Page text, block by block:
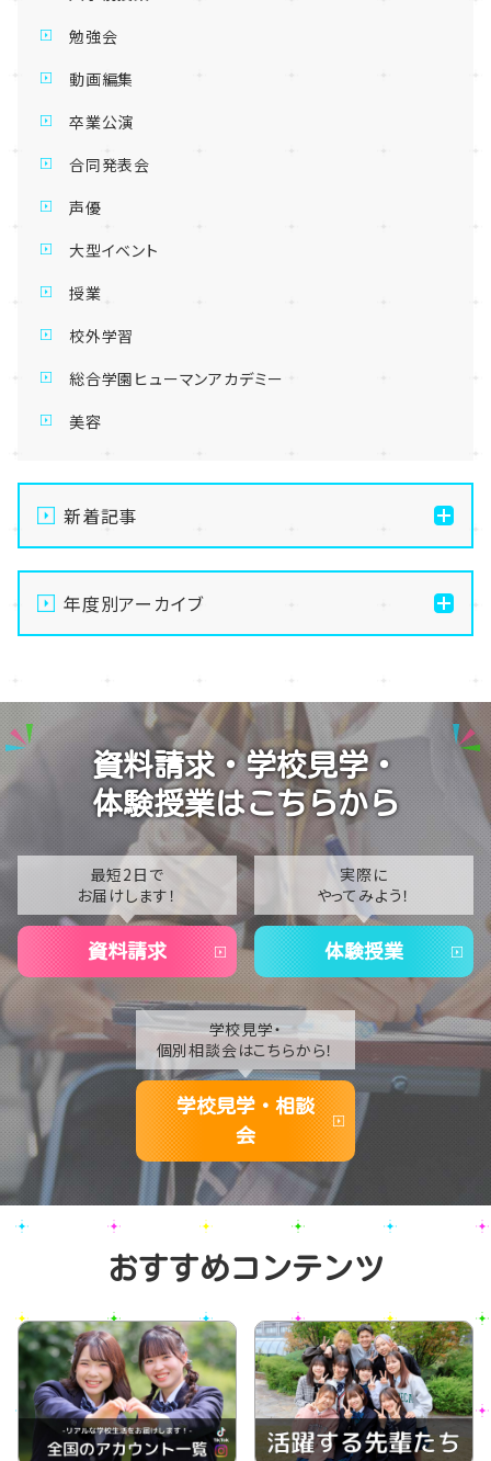
勉強会
動画編集
卒業公演
合同発表会
声優
大型イベント
授業
校外学習
総合学園ヒューマンアカデミー
美容
新着記事
【大宮第二】公式LINEから🔶かんたん＆便利🔶に学校
見学しちゃおう✨
【大宮第二】🔶ヘアスタイリスト🔶実技課題に挑戦～美
【大宮第二】2026年★新生SNS部★メンバー加入で始
動です(*^-^*)
【大宮第二】毎月大人気のヴォーカルレコーディング体
験(^^♪
【大宮第二】生徒の企画で『鉄道博物館』に行ってきまし
た⭐
年度別アーカイブ
2025
2024
2023
2021
2020
資料請求・学校見学・
体験授業はこちらから
最短2日で
お届けします！
資料請求
実際に
やってみよう！
体験授業
学校見学・
個別相談会はこちらから！
学校見学・相談
会
おすすめコンテンツ